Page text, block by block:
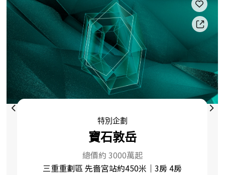
特別企劃
寶石敦岳
總價約 3000萬起
三重重劃區 先嗇宮站約450米｜3房 4房